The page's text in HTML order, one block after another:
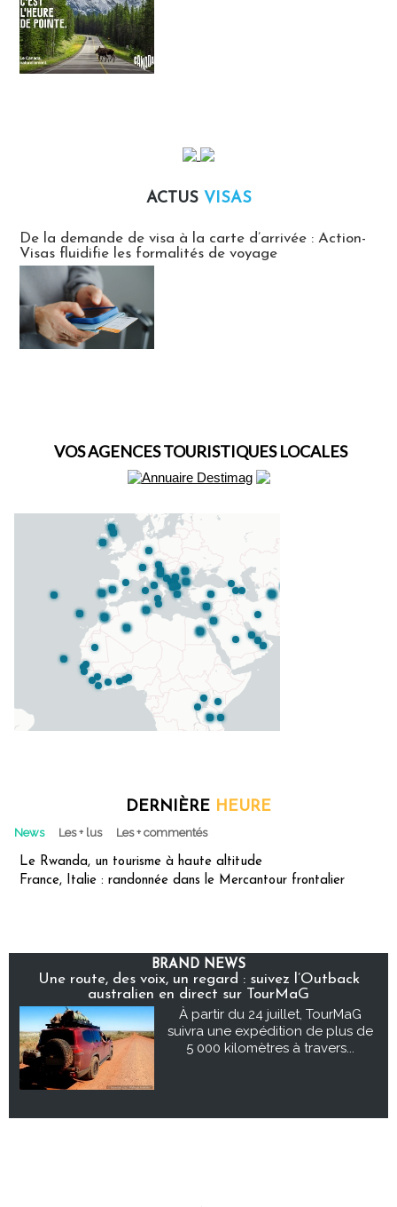
ACTUS VISAS
De la demande de visa à la carte d’arrivée : Action-
Visas fluidifie les formalités de voyage
VOS AGENCES TOURISTIQUES LOCALES
DERNIÈRE HEURE
News Les + lus Les + commentés
Le Rwanda, un tourisme à haute altitude
France, Italie : randonnée dans le Mercantour frontalier
BRAND NEWS
Une route, des voix, un regard : suivez l’Outback
australien en direct sur TourMaG
À partir du 24 juillet, TourMaG
suivra une expédition de plus de
5 000 kilomètres à travers...